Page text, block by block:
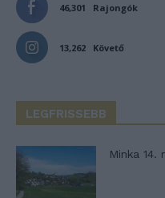
46,301 Rajongók
13,262 Követő
LEGFRISSEBB
Minka 14.